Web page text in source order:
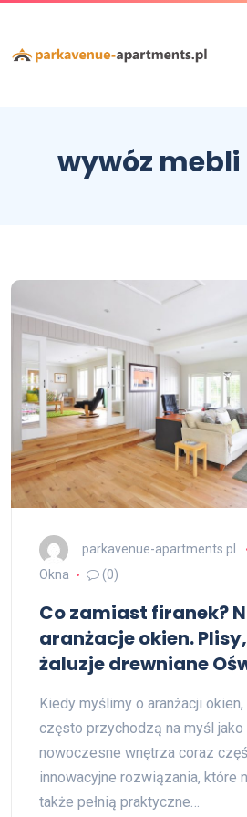
wywóz
parkavenue-apartments.pl
Okna
(0)
Co zamiast firanek?
aranżacje okien.
żaluzje drewniane
Kiedy myślimy o aranżacji
często przychodzą na myśl
nowoczesne wnętrza coraz
innowacyjne rozwiązania, które
także pełnią praktyczne…